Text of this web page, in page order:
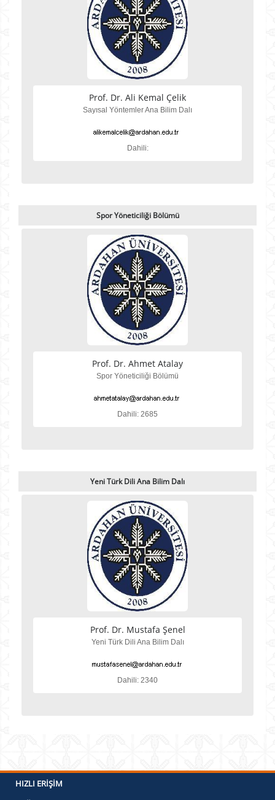
Prof. Dr. Ali Kemal Çelik
Sayısal Yöntemler Ana Bilim Dalı
Dahili:
Spor Yöneticiliği Bölümü
Prof. Dr. Ahmet Atalay
Spor Yöneticiliği Bölümü
Dahili: 2685
Yeni Türk Dili Ana Bilim Dalı
Prof. Dr. Mustafa Şenel
Yeni Türk Dili Ana Bilim Dalı
Dahili: 2340
HIZLI ERIŞIM